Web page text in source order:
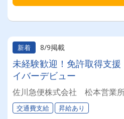
新着 8/9掲載
未経験歓迎！免許取得支
イバーデビュー
佐川急便株式会社 松本営業
交通費支給 昇給あり